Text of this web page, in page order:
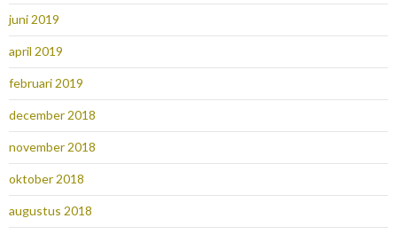
juni 2019
april 2019
februari 2019
december 2018
november 2018
oktober 2018
augustus 2018